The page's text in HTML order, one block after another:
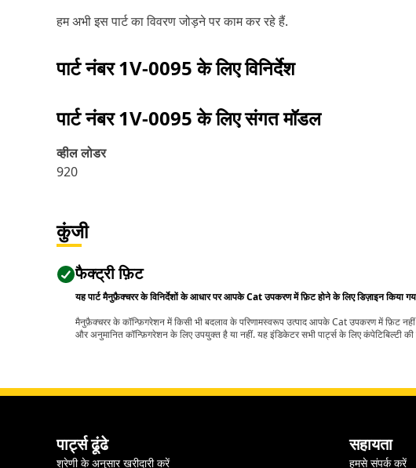
हम अभी इस पार्ट का विवरण जोड़ने पर काम कर रहे हैं.
पार्ट नंबर1V-0095के लिए विनिर्देश
पार्ट नंबर1V-0095के लिए संगत मॉडल
व्हील लोडर
920
कुंजी
फैक्ट्री फ़िट
यह पार्ट मैनुफ़ैक्चरर के विनिर्देशों के आधार पर आपके Cat उपकरण में फ़िट होने के लिए डिज़ाइन किया
मैनुफ़ैक्चरर के कॉन्फ़िगरेशन में किसी भी बदलाव के परिणामस्वरूप उत्पाद आपके Cat उपकरण में फ़िट
और अनुमानित कॉन्फ़िगरेशन के लिए उपयुक्त है या नहीं. यह इंडिकेटर सभी पार्ट्स के लिए कंपेटिबिल्टी की
पार्ट्स ढूंढे
श्रेणी के अनुसार खरीदारी करें
सहायता
हमसे संपर्क करें